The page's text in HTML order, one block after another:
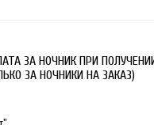
ЗА НОЧНИК ПРИ
ЗА НОЧНИКИ НА ЗАКАЗ)